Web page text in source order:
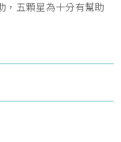
，五顆星為十分有幫助